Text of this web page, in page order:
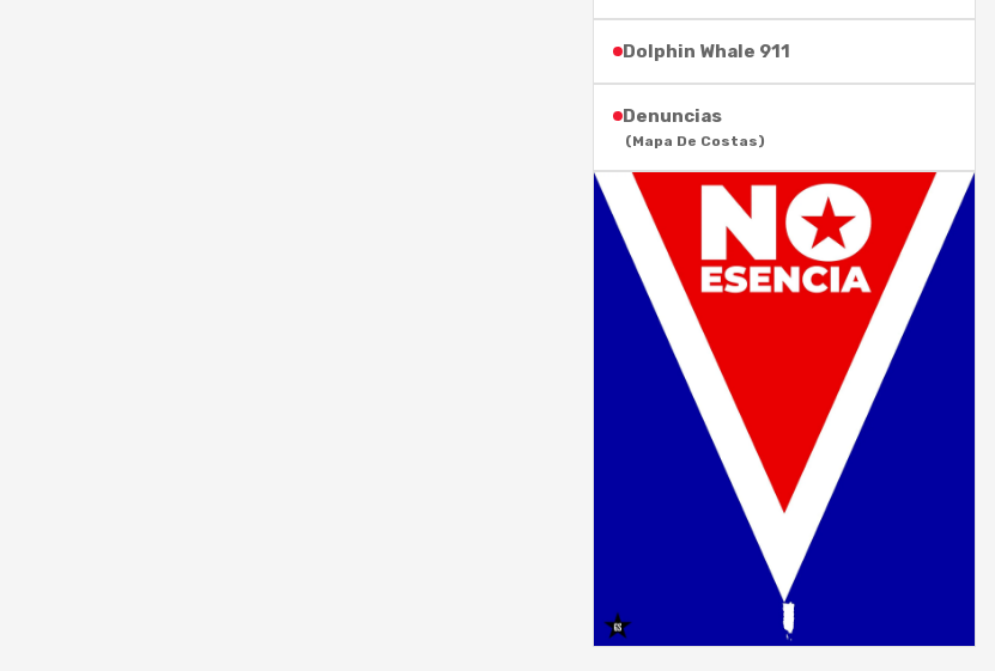
Dolphin Whale 911
Denuncias
(Mapa De Costas)